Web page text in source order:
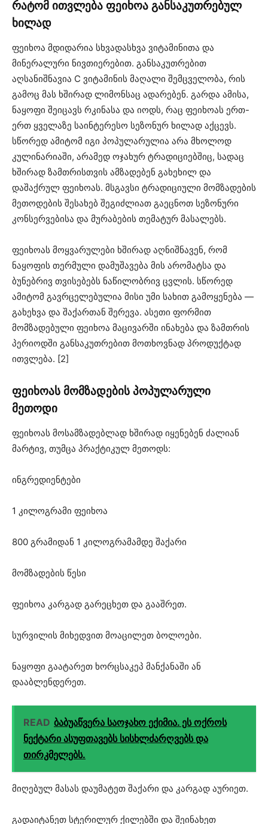
რატომ ითვლება ფეიხოა განსაკუთრებულ
ხილად
ფეიხოა მდიდარია სხვადასხვა ვიტამინითა და
მინერალური ნივთიერებით. განსაკუთრებით
აღსანიშნავია C ვიტამინის მაღალი შემცველობა, რის
გამოც მას ხშირად ლიმონსაც ადარებენ. გარდა ამისა,
ნაყოფი შეიცავს რკინასა და იოდს, რაც ფეიხოას ერთ-
ერთ ყველაზე საინტერესო სეზონურ ხილად აქცევს.
სწორედ ამიტომ იგი პოპულარულია არა მხოლოდ
კულინარიაში, არამედ ოჯახურ ტრადიციებშიც, სადაც
ხშირად ზამთრისთვის ამზადებენ გახეხილ და
დაშაქრულ ფეიხოას. მსგავსი ტრადიციული მომზადების
მეთოდების შესახებ შეგიძლიათ გაეცნოთ სეზონური
კონსერვებისა და მურაბების თემატურ მასალებს⁠.
ფეიხოას მოყვარულები ხშირად აღნიშნავენ, რომ
ნაყოფის თერმული დამუშავება მის არომატსა და
ბუნებრივ თვისებებს ნაწილობრივ ცვლის. სწორედ
ამიტომ გავრცელებულია მისი უმი სახით გამოყენება —
გახეხვა და შაქართან შერევა. ასეთი ფორმით
მომზადებული ფეიხოა მაცივარში ინახება და ზამთრის
პერიოდში განსაკუთრებით მოთხოვნად პროდუქტად
ითვლება. [2]
ფეიხოას მომზადების პოპულარული
მეთოდი
ფეიხოას მოსამზადებლად ხშირად იყენებენ ძალიან
მარტივ, თუმცა პრაქტიკულ მეთოდს:
ინგრედიენტები
1 კილოგრამი ფეიხოა
800 გრამიდან 1 კილოგრამამდე შაქარი
მომზადების წესი
ფეიხოა კარგად გარეცხეთ და გააშრეთ.
სურვილის მიხედვით მოაცილეთ ბოლოები.
ნაყოფი გაატარეთ ხორცსაკეპ მანქანაში ან
დააბლენდერეთ.
READ ბაბუაწვერა საოჯახო ექიმია. ეს ოქროს
ნექტარი ასუფთავებს სისხლძარღვებს და
თირკმელებს.
მიღებულ მასას დაუმატეთ შაქარი და კარგად აურიეთ.
გადაიტანეთ სტერილურ ქილებში და შეინახეთ